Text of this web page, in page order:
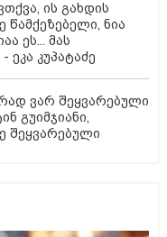
ის გახდის
წამქეზებელი, ნია
ეს... მას
ეკა კუპატაძე
ვარ შეყვარებული
გუიმჯიანი,
შეყვარებული